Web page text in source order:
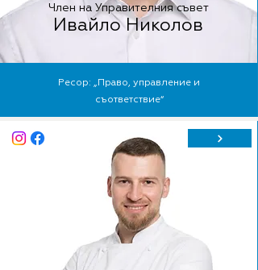
Член на Управителния съвет
Ивайло Николов
Ресор: „Право, управление и
съответствие“